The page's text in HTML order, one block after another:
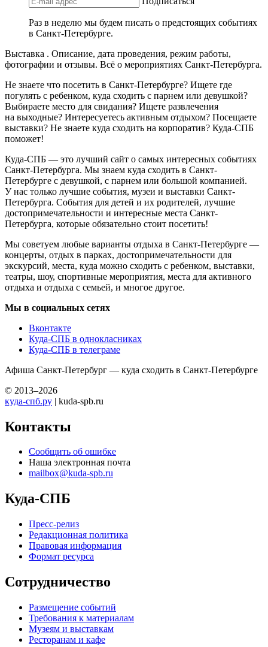
Раз в неделю мы будем писать о предстоящих событиях
в Санкт-Петербурге.
Выставка . Описание, дата проведения, режим работы,
фотографии и отзывы. Всё о мероприятиях Санкт-Петербурга.
Не знаете что посетить в Санкт-Петербурге? Ищете где
погулять с ребенком, куда сходить с парнем или девушкой?
Выбираете место для свидания? Ищете развлечения
на выходные? Интересуетесь активным отдыхом? Посещаете
выставки? Не знаете куда сходить на корпоратив? Куда-СПБ
поможет!
Куда-СПБ — это лучший сайт о самых интересных событиях
Санкт-Петербурга. Мы знаем куда сходить в Санкт-
Петербурге с девушкой, с парнем или большой компанией.
У нас только лучшие события, музеи и выставки Санкт-
Петербурга. События для детей и их родителей, лучшие
достопримечательности и интересные места Санкт-
Петербурга, которые обязательно стоит посетить!
Мы советуем любые варианты отдыха в Санкт-Петербурге —
концерты, отдых в парках, достопримечательности для
экскурсий, места, куда можно сходить с ребенком, выставки,
театры, шоу, спортивные мероприятия, места для активного
отдыха и отдыха с семьей, и многое другое.
Мы в социальных сетях
Вконтакте
Куда-СПБ в однокласниках
Куда-СПБ в телеграме
Афиша Санкт-Петербург — куда сходить в Санкт-Петербурге
© 2013–2026
куда-спб.ру | kuda-spb.ru
Контакты
Сообщить об ошибке
Наша электронная почта
mailbox@kuda-spb.ru
Куда-СПБ
Пресс-релиз
Редакционная политика
Правовая информация
Формат ресурса
Сотрудничество
Размещение событий
Требования к материалам
Музеям и выставкам
Ресторанам и кафе